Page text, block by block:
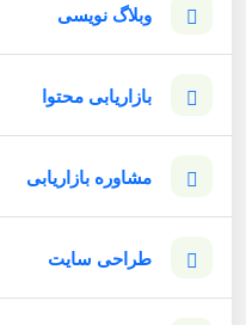
وبلاگ نویسی
بازاریابی محتوا
مشاوره بازاریابی
طراحی سایت